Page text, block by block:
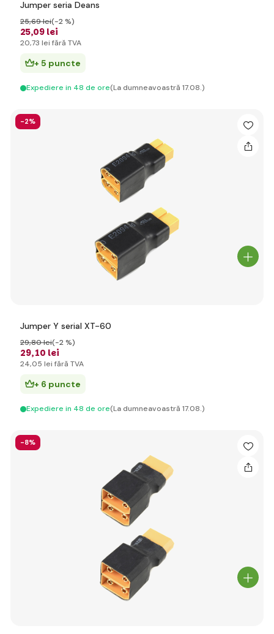
Jumper seria Deans
25,09 lei
25,69 lei(-2 %)
20,73 lei fără TVA
+ 5 puncte
Expediere in 48 de ore(La dumneavoastră 17.08.)
-2%
Jumper Y serial XT-60
29,10 lei
29,80 lei(-2 %)
24,05 lei fără TVA
+ 6 puncte
Expediere in 48 de ore(La dumneavoastră 17.08.)
-8%